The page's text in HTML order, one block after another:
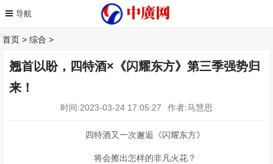
首页 >综合 >
翘首以盼，四特酒×《闪耀东方》第三季强势归
来！
时间:2023-03-24 17:05:27 作者:马慧思
四特酒又一次邂逅《闪耀东方》
将会擦出怎样的非凡火花？